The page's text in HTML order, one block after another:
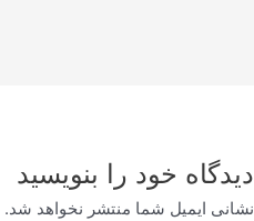
دیدگاه‌ خود را بنویسید
نشانی ایمیل شما منتشر نخواهد شد.